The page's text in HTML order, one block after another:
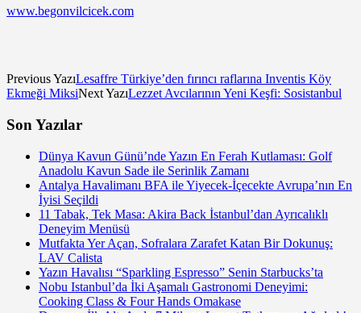
www.begonvilcicek.com
Previous YazıLesaffre Türkiye’den fırıncı raflarına Inventis Köy
Ekmeği MiksiNext YazıLezzet Avcılarının Yeni Keşfi: Sosistanbul
Son Yazılar
Dünya Kavun Günü’nde Yazın En Ferah Kutlaması: Golf
Anadolu Kavun Sade ile Serinlik Zamanı
Antalya Havalimanı BFA ile Yiyecek-İçecekte Avrupa’nın En
İyisi Seçildi
11 Tabak, Tek Masa: Akira Back İstanbul’dan Ayrıcalıklı
Deneyim Menüsü
Mutfakta Yer Açan, Sofralara Zarafet Katan Bir Dokunuş:
LAV Calista
Yazın Havalısı “Sparkling Espresso” Senin Starbucks’ta
Nobu Istanbul’da İki Aşamalı Gastronomi Deneyimi:
Cooking Class & Four Hands Omakase